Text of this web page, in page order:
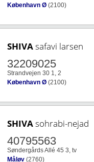
København Ø (2100)
SHIVAsafavi larsen
32209025
Strandvejen 30 1, 2
København Ø (2100)
SHIVAsohrabi-nejad
40795563
Søndergårds Allé 45 3, tv
Måløv (2760)